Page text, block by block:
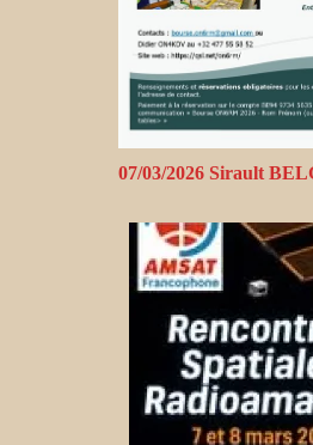
07/03/2026 Sirault